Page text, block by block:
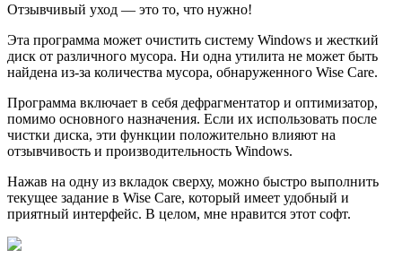
Отзывчивый уход — это то, что нужно!
Эта программа может очистить систему Windows и жесткий
диск от различного мусора. Ни одна утилита не может быть
найдена из-за количества мусора, обнаруженного Wise Care.
Программа включает в себя дефрагментатор и оптимизатор,
помимо основного назначения. Если их использовать после
чистки диска, эти функции положительно влияют на
отзывчивость и производительность Windows.
Нажав на одну из вкладок сверху, можно быстро выполнить
текущее задание в Wise Care, который имеет удобный и
приятный интерфейс. В целом, мне нравится этот софт.